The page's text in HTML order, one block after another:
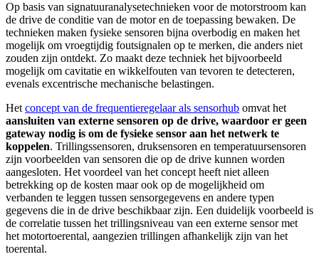
Op basis van signatuuranalysetechnieken voor de motorstroom kan
de drive de conditie van de motor en de toepassing bewaken. De
technieken maken fysieke sensoren bijna overbodig en maken het
mogelijk om vroegtijdig foutsignalen op te merken, die anders niet
zouden zijn ontdekt. Zo maakt deze techniek het bijvoorbeeld
mogelijk om cavitatie en wikkelfouten van tevoren te detecteren,
evenals excentrische mechanische belastingen.
Hetconcept van de frequentieregelaar als sensorhub omvat het
aansluiten van externe sensoren op de drive, waardoor er geen
gateway nodig is om de fysieke sensor aan het netwerk te
koppelen. Trillingssensoren, druksensoren en temperatuursensoren
zijn voorbeelden van sensoren die op de drive kunnen worden
aangesloten. Het voordeel van het concept heeft niet alleen
betrekking op de kosten maar ook op de mogelijkheid om
verbanden te leggen tussen sensorgegevens en andere typen
gegevens die in de drive beschikbaar zijn. Een duidelijk voorbeeld is
de correlatie tussen het trillingsniveau van een externe sensor met
het motortoerental, aangezien trillingen afhankelijk zijn van het
toerental.